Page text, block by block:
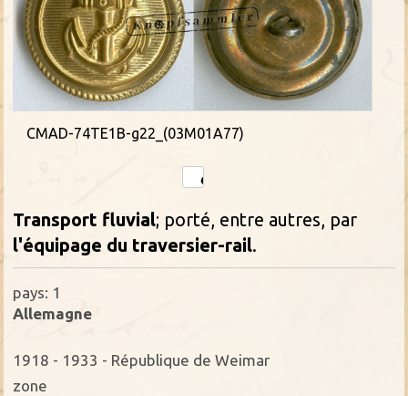
CMAD-74TE1B-g22_(03M01A77)
Transport fluvial; porté, entre autres, par
l'équipage du traversier-rail.
pays: 1
Allemagne
1918 - 1933 - République de Weimar
zone